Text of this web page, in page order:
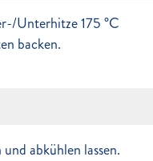
Unterhitze 175 °C
backen.
abkühlen lassen.